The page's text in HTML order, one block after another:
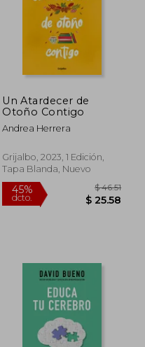
45%
dcto.
Un Atardecer de
Otoño Contigo
Andrea Herrera
Grijalbo, 2023, 1 Edición,
Tapa Blanda, Nuevo